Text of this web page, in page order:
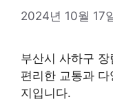
2024년 10월 17
부산시 사하구
편리한 교통과
지입니다.